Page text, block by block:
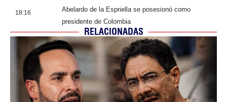
18:16
Abelardo de la Espriella se posesionó como
presidente de Colombia
RELACIONADAS